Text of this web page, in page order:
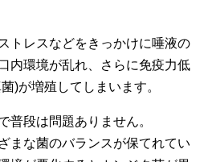
トレスなどをきっかけに唾液の
内環境が乱れ、さらに免疫力低
)が増殖してしまいます。
普段は問題ありません。
まな菌のバランスが保てれてい